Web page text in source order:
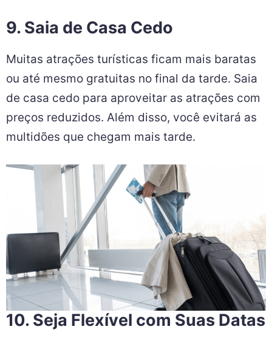
9. Saia de Casa Cedo
Muitas atrações turísticas ficam mais baratas
ou até mesmo gratuitas no final da tarde. Saia
de casa cedo para aproveitar as atrações com
preços reduzidos. Além disso, você evitará as
multidões que chegam mais tarde.
10. Seja Flexível com Suas Datas